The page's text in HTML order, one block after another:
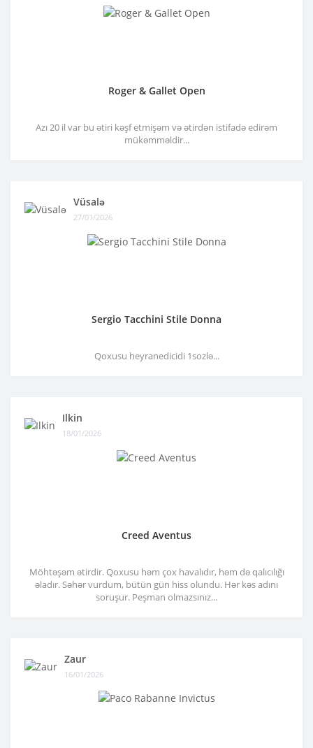
Roger & Gallet Open
Azı 20 il var bu ətiri kəşf etmişəm və ətirdən istifadə edirəm
mükəmməldir...
Vüsalə
27/01/2026
Sergio Tacchini Stile Donna
Qoxusu heyranedicidi 1sozlə...
Ilkin
18/01/2026
Creed Aventus
Möhtəşəm ətirdir. Qoxusu həm çox havalıdır, həm də qalıcılığı
əladır. Səhər vurdum, bütün gün hiss olundu. Hər kəs adını
soruşur. Peşman olmazsınız...
Zaur
16/01/2026